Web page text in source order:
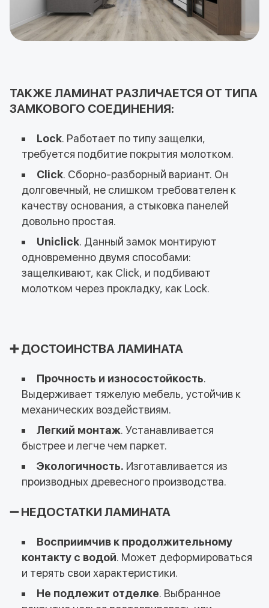
ТАКЖЕ ЛАМИНАТ РАЗЛИЧАЕТСЯ ОТ ТИПА
ЗАМКОВОГО СОЕДИНЕНИЯ:
Lock. Работает по типу защелки,
требуется подбитие покрытия молотком.
Click. Сборно-разборный вариант. Он
долговечный, не слишком требователен к
качеству основания, а стыковка панелей
довольно простая.
Uniсlick. Данный замок монтируют
одновременно двумя способами:
защелкивают, как Click, и подбивают
молотком через прокладку, как Lock.
➕ ДОСТОИНСТВА ЛАМИНАТА
Прочность и износостойкость.
Выдерживает тяжелую мебель, устойчив к
механических воздействиям.
Легкий монтаж. Устанавливается
быстрее и легче чем паркет.
Экологичность. Изготавливается из
производных древесного производства.
➖ НЕДОСТАТКИ ЛАМИНАТА
Восприимчив к продолжительному
контакту с водой. Может деформироваться
и терять свои характеристики.
Не подлежит отделке. Выбранное